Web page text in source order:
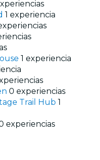
1 experiencia
1 experiencia
0 experiencias
Trail Hub 1
experiencias